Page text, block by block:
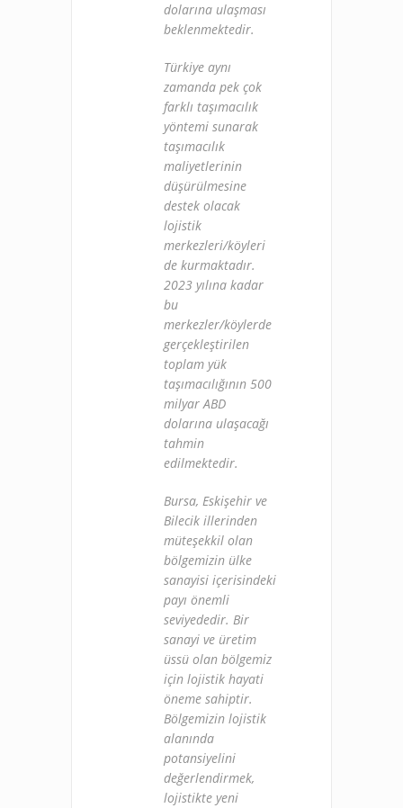
dolarına ulaşması
beklenmektedir.
Türkiye aynı
zamanda pek çok
farklı taşımacılık
yöntemi sunarak
taşımacılık
maliyetlerinin
düşürülmesine
destek olacak
lojistik
merkezleri/köyleri
de kurmaktadır.
2023 yılına kadar
bu
merkezler/köylerde
gerçekleştirilen
toplam yük
taşımacılığının 500
milyar ABD
dolarına ulaşacağı
tahmin
edilmektedir.
Bursa, Eskişehir ve
Bilecik illerinden
müteşekkil olan
bölgemizin ülke
sanayisi içerisindeki
payı önemli
seviyededir. Bir
sanayi ve üretim
üssü olan bölgemiz
için lojistik hayati
öneme sahiptir.
Bölgemizin lojistik
alanında
potansiyelini
değerlendirmek,
lojistikte yeni